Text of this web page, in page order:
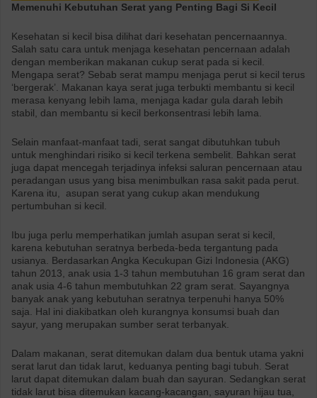
Memenuhi Kebutuhan Serat yang Penting Bagi Si Kecil
Kesehatan si kecil bisa dilihat dari kesehatan pencernaannya.
Salah satu cara untuk menjaga kesehatan pencernaan adalah
dengan memberikan makanan cukup serat pada si kecil.
Mengapa serat? Sebab serat mampu menjaga perut si kecil terus
‘bergerak’. Makanan kaya serat juga terbukti membantu si kecil
merasa kenyang lebih lama, menjaga kadar gula darah lebih
stabil, dan membantu si kecil berkonsentrasi lebih lama.
Selain manfaat-manfaat tadi, serat sangat dibutuhkan tubuh
untuk menghindari risiko si kecil terkena sembelit. Bahkan serat
juga dapat mencegah terjadinya infeksi saluran pencernaan atau
peradangan usus yang bisa menimbulkan rasa sakit pada perut.
Karena itu, asupan serat yang cukup akan mendukung
pertumbuhan si kecil.
Ibu juga perlu memperhatikan jumlah asupan serat si kecil,
karena kebutuhan seratnya berbeda-beda tergantung pada
usianya. Berdasarkan Angka Kecukupan Gizi Indonesia (AKG)
tahun 2013, anak usia 1-3 tahun membutuhan 16 gram serat dan
anak usia 4-6 tahun membutuhkan 22 gram serat. Sayangnya
banyak anak yang kebutuhan seratnya terpenuhi hanya 50%
saja. Hal ini diakibatkan oleh kurangnya konsumsi buah dan
sayur, yang merupakan sumber serat terbanyak.
Dalam makanan, serat ditemukan dalam dua bentuk utama yakni
serat larut dan tidak larut, keduanya penting bagi tubuh. Serat
larut dapat ditemukan dalam buah dan sayuran. Sedangkan serat
tidak larut bisa ditemukan kacang-kacangan, sayuran hijau tua,